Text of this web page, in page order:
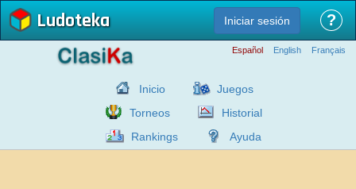
Ludoteka Iniciar sesión ?
Español English Français
Inicio
Juegos
Torneos
Historial
Rankings
Ayuda